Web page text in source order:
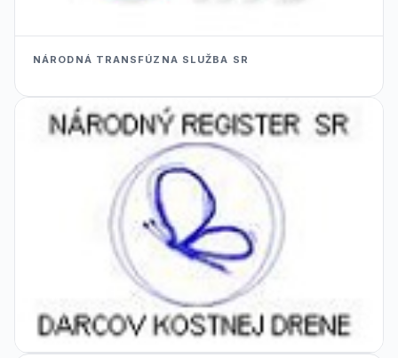
NÁRODNÁ TRANSFÚZNA SLUŽBA SR